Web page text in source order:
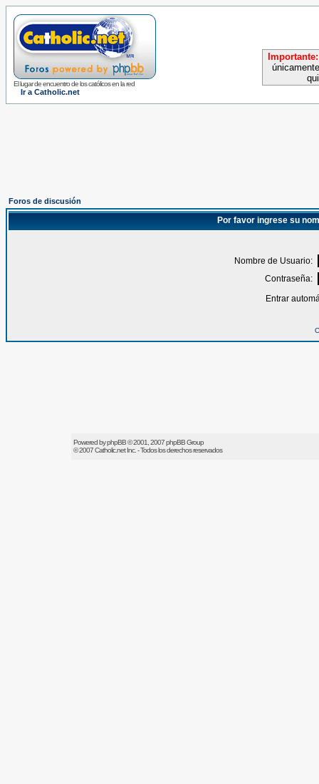
El lugar de encuentro de los católicos en la red
Ir a Catholic.net
Importante:
Foros de discusión
Por favor ingrese su
Nombre de Usuario:
Contraseña:
Entrar
Powered byphpBB© 2001, 2007 phpBB Group
© 2007Catholic.netInc. - Todos los derechos reservados